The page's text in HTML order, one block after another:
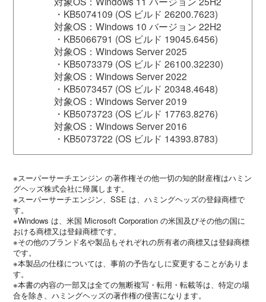
・KB5074109 (OS ビルド 26200.7623)
対象OS：Windows 10 バージョン 22H2
・KB5066791 (OS ビルド 19045.6456)
対象OS：Windows Server 2025
・KB5073379 (OS ビルド 26100.32230)
対象OS：Windows Server 2022
・KB5073457 (OS ビルド 20348.4648)
対象OS：Windows Server 2019
・KB5073723 (OS ビルド 17763.8276)
対象OS：Windows Server 2016
・KB5073722 (OS ビルド 14393.8783)
※スーパーサーチエンジン の著作権その他一切の知的財産権はハミン
グヘッズ株式会社に帰属します。
※スーパーサーチエンジン、SSE は、ハミングヘッズの登録商標で
す。
※Windows は、米国 Microsoft Corporation の米国及びその他の国に
おける商標又は登録商標です。
※その他のブランド名や製品もそれぞれの所有者の商標又は登録商標
です。
※本製品の仕様については、事前の予告なしに変更することがありま
す。
※本書の内容の一部又は全ての無断複写・転用・転載等は、特定の場
合を除き、ハミングヘッズの著作権の侵害になります。